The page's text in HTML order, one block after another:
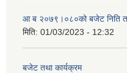
आ ब २०७९।०८०को बजेट निति
मिति: 01/03/2023 - 12:32
बजेट तथा कार्यक्रम